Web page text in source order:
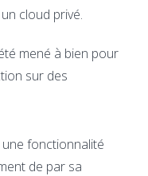
cloud privé.
mené à bien pour
sur des
fonctionnalité
de par sa